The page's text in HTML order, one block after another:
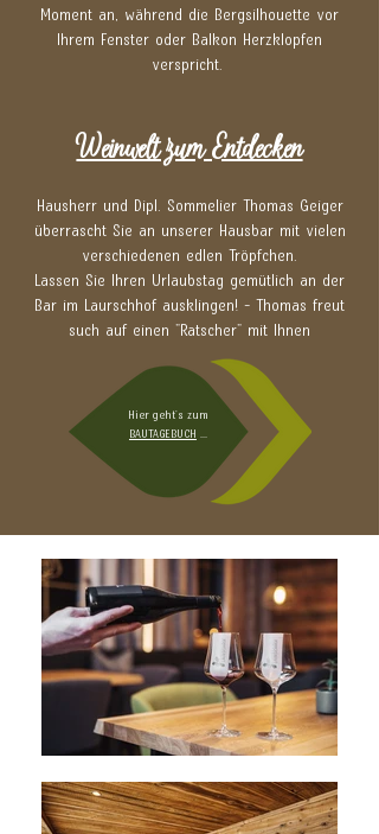
Moment an, während die Bergsilhouette vor
Ihrem Fenster oder Balkon Herzklopfen
verspricht.
Weinwelt zum Entdecken
Hausherr und Dipl. Sommelier Thomas Geiger
überrascht Sie an unserer Hausbar mit vielen
verschiedenen edlen Tröpfchen.
Lassen Sie Ihren Urlaubstag gemütlich an der
Bar im Laurschhof ausklingen! - Thomas freut
such auf einen "Ratscher" mit Ihnen
Hier geht's zum
BAUTAGEBUCH